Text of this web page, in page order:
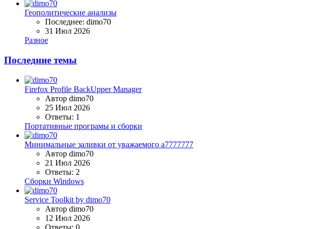
Геополитические анализы
Последнее: dimo70
31 Июл 2026
Разное
Последние темы
Firefox Profile BackUpper Manager
Автор dimo70
25 Июл 2026
Ответы: 1
Портативные програмы и сборки
Минимальные заливки от уважаемого a7777777
Автор dimo70
21 Июл 2026
Ответы: 2
Сборки Windows
Service Toolkit by dimo70
Автор dimo70
12 Июл 2026
Ответы: 0